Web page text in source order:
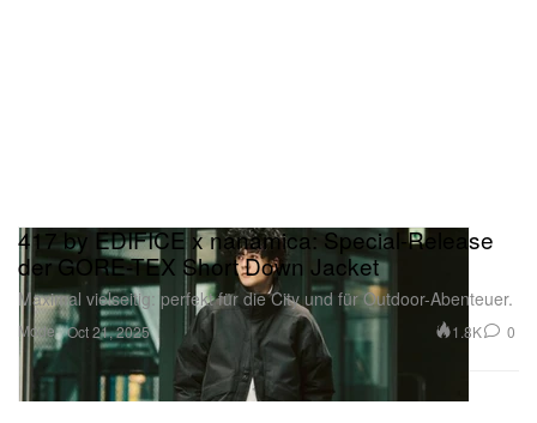
Mode
417 by EDIFICE x nanamica: Special-Release
der GORE-TEX Short Down Jacket
Maximal vielseitig: perfekt für die City und für Outdoor-Abenteuer.
Oct 21, 2025 1.8K 0